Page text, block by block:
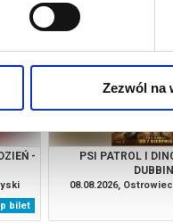
Zezwól na
-
bilet
PSI PATROL I
08.08.2026,